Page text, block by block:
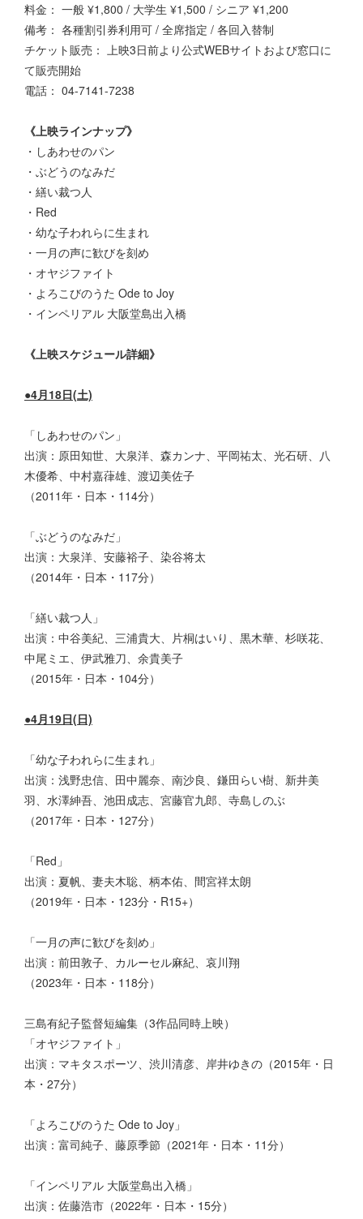
料金： 一般 ¥1,800 / 大学生 ¥1,500 / シニア ¥1,200
備考： 各種割引券利用可 / 全席指定 / 各回入替制
チケット販売： 上映3日前より公式WEBサイトおよび窓口に
て販売開始
電話： 04-7141-7238
《上映ラインナップ》
・しあわせのパン
・ぶどうのなみだ
・繕い裁つ人
・Red
・幼な子われらに生まれ
・一月の声に歓びを刻め
・オヤジファイト
・よろこびのうた Ode to Joy
・インペリアル 大阪堂島出入橋
《上映スケジュール詳細》
●4月18日(土)
「しあわせのパン」
出演：原田知世、大泉洋、森カンナ、平岡祐太、光石研、八
木優希、中村嘉葎雄、渡辺美佐子
（2011年・日本・114分）
「ぶどうのなみだ」
出演：大泉洋、安藤裕子、染谷将太
（2014年・日本・117分）
「繕い裁つ人」
出演：中谷美紀、三浦貴大、片桐はいり、黒木華、杉咲花、
中尾ミエ、伊武雅刀、余貴美子
（2015年・日本・104分）
●4月19日(日)
「幼な子われらに生まれ」
出演：浅野忠信、田中麗奈、南沙良、鎌田らい樹、新井美
羽、水澤紳吾、池田成志、宮藤官九郎、寺島しのぶ
（2017年・日本・127分）
「Red」
出演：夏帆、妻夫木聡、柄本佑、間宮祥太朗
（2019年・日本・123分・R15+）
「一月の声に歓びを刻め」
出演：前田敦子、カルーセル麻紀、哀川翔
（2023年・日本・118分）
三島有紀子監督短編集（3作品同時上映）
「オヤジファイト」
出演：マキタスポーツ、渋川清彦、岸井ゆきの（2015年・日
本・27分）
「よろこびのうた Ode to Joy」
出演：富司純子、藤原季節（2021年・日本・11分）
「インペリアル 大阪堂島出入橋」
出演：佐藤浩市（2022年・日本・15分）